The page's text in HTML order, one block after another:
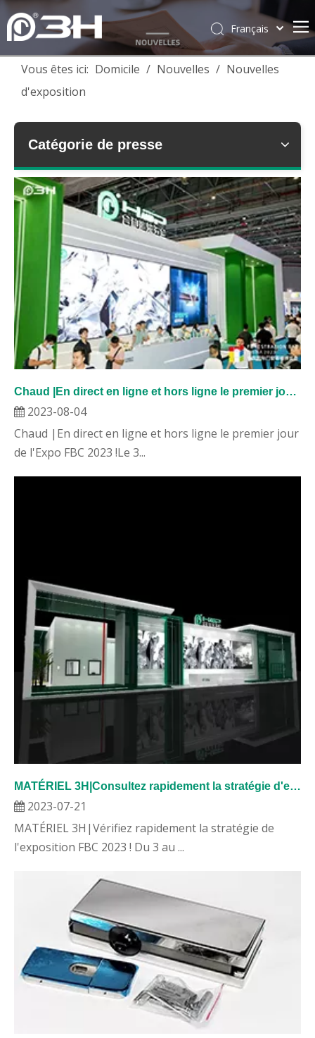
Français
English
简体中文
Deutsch
Italiano
Tiếng Việt
ไทย
Vous êtes ici: Domicile / Nouvelles / Nouvelles
d'exposition
Catégorie de presse
Chaud |En direct en ligne et hors ligne le premier jour de l'Expo FBC 2023 !
2023-08-04
Chaud |En direct en ligne et hors ligne le premier jour
de l'Expo FBC 2023 !Le 3...
MATÉRIEL 3H|Consultez rapidement la stratégie d'exposition FBC 2023 !
2023-07-21
MATÉRIEL 3H|Vérifiez rapidement la stratégie de
l'exposition FBC 2023 ! Du 3 au ...